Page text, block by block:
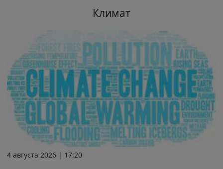
Климат
4 августа 2026 | 17:20